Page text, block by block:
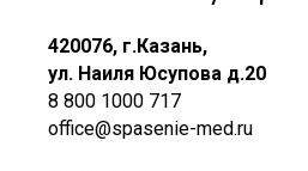
420076, г.Казань,
ул. Наиля Юсупова д.20
8 800 1000 717
office@spasenie-med.ru